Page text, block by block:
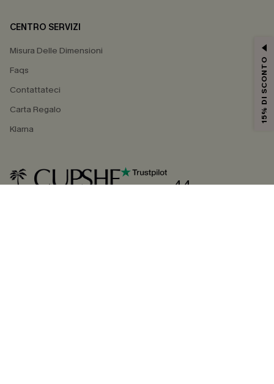
CENTRO SERVIZI
Misura Delle Dimensioni
Faqs
Contattateci
Carta Regalo
Klarna
4.4
15% DI SCONTO